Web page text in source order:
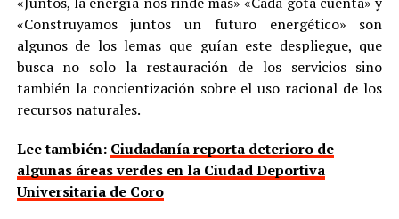
«Construyamos juntos un futuro energético» son
algunos de los lemas que guían este despliegue, que
busca no solo la restauración de los servicios sino
también la concientización sobre el uso racional de los
recursos naturales.
Lee también: Ciudadanía reporta deterioro de
algunas áreas verdes en la Ciudad Deportiva
Universitaria de Coro